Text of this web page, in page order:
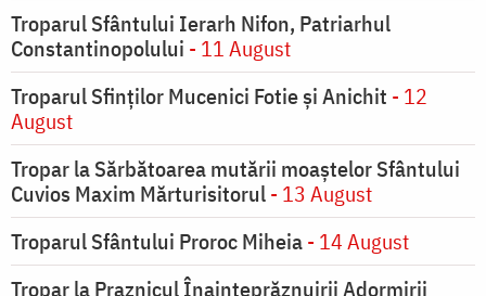
Troparul Sfântului Ierarh Nifon, Patriarhul
Constantinopolului - 11 August
Troparul Sfinţilor Mucenici Fotie şi Anichit - 12
August
Tropar la Sărbătoarea mutării moaştelor Sfântului
Cuvios Maxim Mărturisitorul- 13 August
Troparul Sfântului Proroc Miheia- 14 August
Tropar la Praznicul Înainteprăznuirii Adormirii